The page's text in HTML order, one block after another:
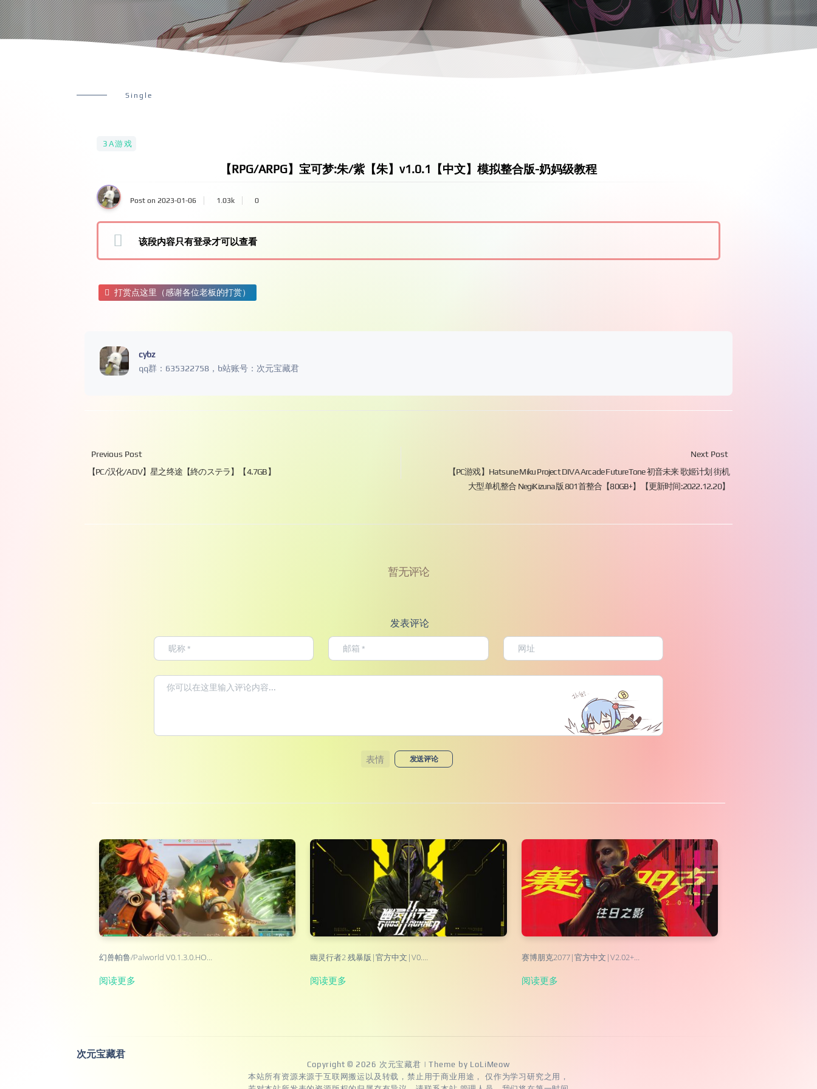
Single
3A游戏
【RPG/ARPG】宝可梦:朱/紫【朱】v1.0.1【中文】模拟整合版-奶妈级教程
Post on 2023-01-06 1.03k 0
该段内容只有登录才可以查看
打赏点这里（感谢各位老板的打赏）
cybz
qq群：635322758，b站账号：次元宝藏君
Previous Post
【PC/汉化/ADV】星之终途【終のステラ】【4.7GB】
Next Post
【PC游戏】Hatsune Miku Project DIVA Arcade FutureTone 初音未来 歌姬计划 街机
大型单机整合 NegiKizuna版 801首整合【80GB+】【更新时间:2022.12.20】
暂无评论
发表评论
表情 发送评论
幻兽帕鲁/Palworld V0.1.3.0.HO…
阅读更多
幽灵行者2 残暴版|官方中文|V0.…
阅读更多
赛博朋克2077|官方中文|V2.02+…
阅读更多
次元宝藏君
Copyright © 2026 次元宝藏君 | Theme by LoLiMeow
本站所有资源来源于互联网搬运以及转载，禁止用于商业用途， 仅作为学习研究之用，